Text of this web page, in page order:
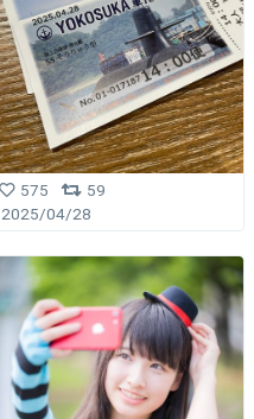
575
59
2025/04/28